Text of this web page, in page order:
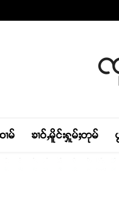
မ် ၶၢဝ်ႇမိူင်းႁူမ်ႈတုမ်